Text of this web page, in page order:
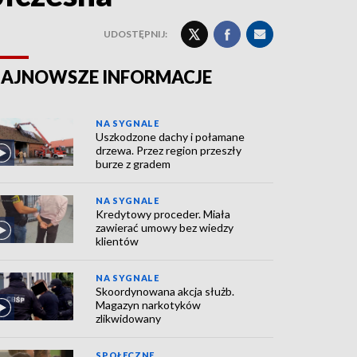
UDOSTĘPNIJ:
INFORMACJE
NA SYGNALE
Uszkodzone dachy i połamane
drzewa. Przez region przeszły
burze z gradem
NA SYGNALE
Kredytowy proceder. Miała
zawierać umowy bez wiedzy
klientów
NA SYGNALE
Skoordynowana akcja służb.
Magazyn narkotyków
zlikwidowany